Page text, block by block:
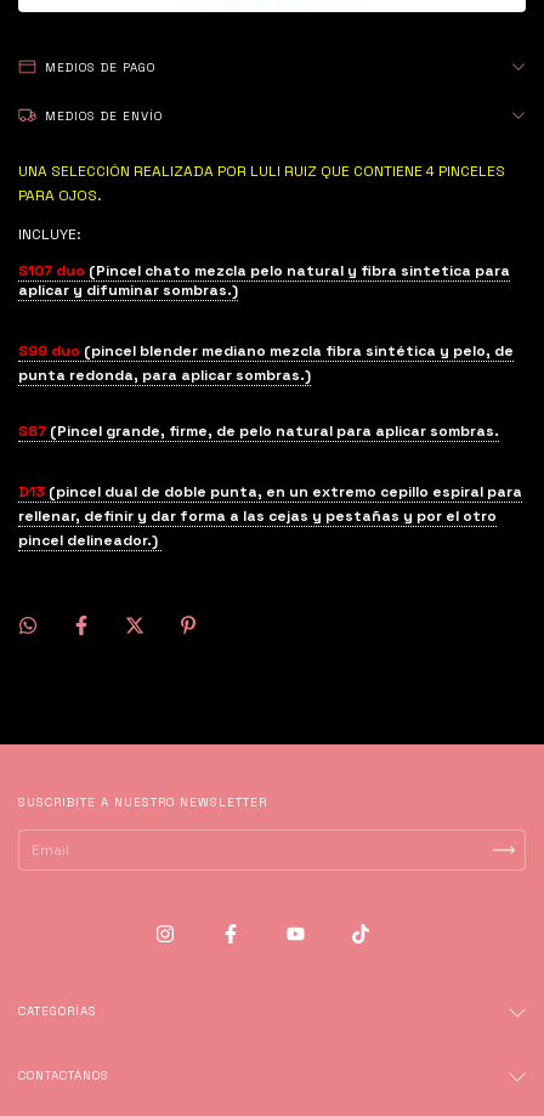
MEDIOS DE PAGO
MEDIOS DE ENVÍO
UNA SELECCIÓN REALIZADA POR LULI RUIZ QUE CONTIENE 4 PINCELES
PARA OJOS.
INCLUYE:
S107 duo (Pincel chato mezcla pelo natural y fibra sintetica para
aplicar y difuminar sombras.)
S99 duo (pincel blender mediano mezcla fibra sintética y pelo, de
punta redonda, para aplicar sombras.)
S87 (Pincel grande, firme, de pelo natural para aplicar sombras.
D13 (pincel dual de doble punta, en un extremo cepillo espiral para
rellenar, definir y dar forma a las cejas y pestañas y por el otro
pincel delineador.)
SUSCRIBITE A NUESTRO NEWSLETTER
CATEGORÍAS
CONTACTÁNOS